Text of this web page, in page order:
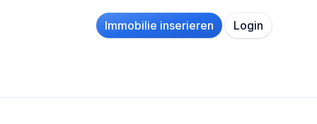
Immobilie inserieren Login